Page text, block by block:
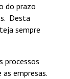
do prazo
Desta
sempre
processos
empresas.